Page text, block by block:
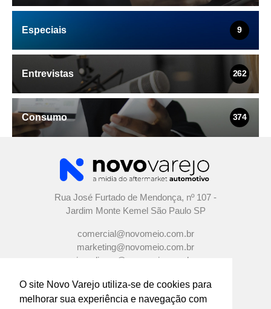
O site Novo Varejo utiliza-se de cookies para
melhorar sua experiência e navegação com
Especiais 9
Entrevistas 262
Consumo 374
Rua José Furtado de Mendonça, nº 107 -
Jardim Monte Kemel São Paulo SP
comercial@novomeio.com.br
marketing@novomeio.com.br
jornalismo@novomeio.com.br